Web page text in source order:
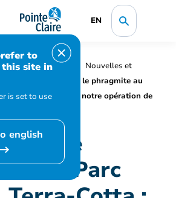
EN
to
site in
is set to use
english
municipale
Nouvelles et
Lutte contre le phragmite au
: tout savoir sur notre opération de
le
au Parc